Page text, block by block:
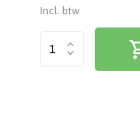
Incl. btw